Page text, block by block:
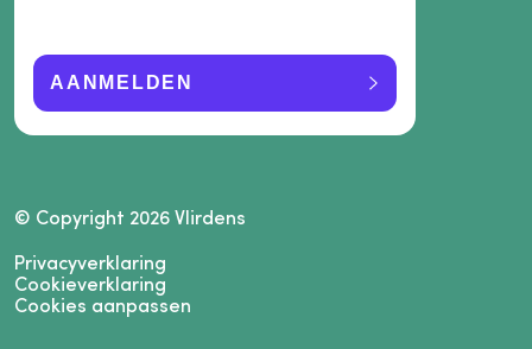
AANMELDEN
© Copyright 2026 Vlirdens
Privacyverklaring
Cookieverklaring
Cookies aanpassen